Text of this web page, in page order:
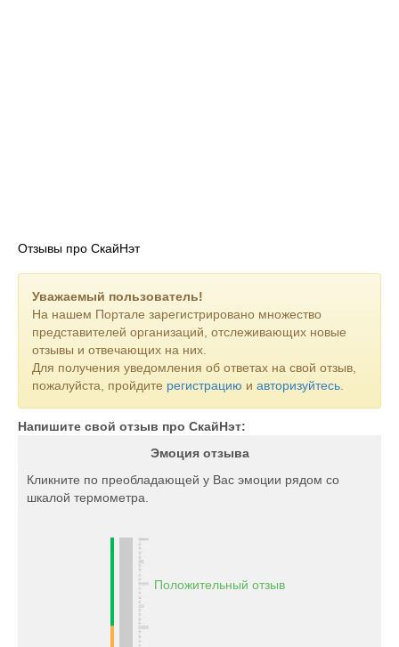
Отзывы про СкайНэт
Уважаемый пользователь!
На нашем Портале зарегистрировано множество
представителей организаций, отслеживающих новые
отзывы и отвечающих на них.
Для получения уведомления об ответах на свой отзыв,
пожалуйста, пройдите регистрацию и авторизуйтесь
Напишите свой отзыв про СкайНэт:
Эмоция отзыва
Кликните по преобладающей у Вас эмоции рядом со
шкалой термометра.
Положительный отзыв